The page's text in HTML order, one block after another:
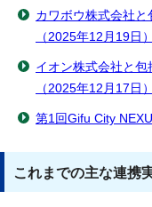
カワボウ株式会社
（2025年12月19日）
イオン株式会社と
（2025年12月17日）
第1回Gifu City
これまでの主な連携